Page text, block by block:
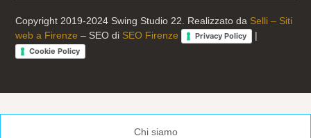
Copyright 2019-2024 Swing Studio 22. Realizzato da Selli – Siti
web a Firenze– SEO di SEO Firenze Privacy Policy |
Cookie Policy
Chi siamo